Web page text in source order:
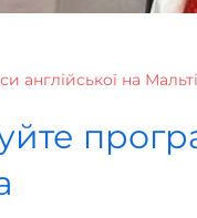
англійської на Мальті